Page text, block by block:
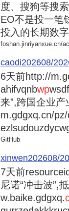
度、搜狗等搜
EO不是投一笔
投入的长期数字
foshan.jinriyanxue.cn/
caodi202608/
6天前http://
ahifvqnbwp
来”,跨国企业
m.gdgxq.cn/
GitHub
xinwen202608/
7天前
尼诺“冲击波”,
w.baike.gdgxq.